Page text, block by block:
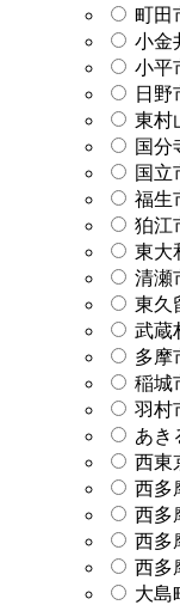
町田
小金
小平
日野
東村
国分
国立
福生
狛江
東大
清瀬
東久
武蔵
多摩
稲城
羽村
あき
西東
西多
西多
西多
西多
大島